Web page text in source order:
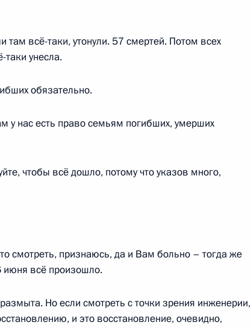
на территориях ДНР, ЛНР,
области Владимиром
уплаты страховых
там всё-таки, утонули. 57 смертей. Потом всех
унесла.
обязательно.
у нас есть право семьям погибших, умерших
чтобы всё дошло, потому что указов много,
смотреть, признаюсь, да и Вам больно – тогда же
июня всё произошло.
Но если смотреть с точки зрения инженерии,
и это восстановление, очевидно,